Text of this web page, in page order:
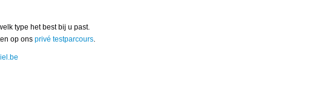
type het best bij u past.
op ons privé testparcours.